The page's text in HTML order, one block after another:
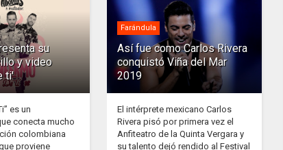
su
y video
ti'
es un
conecta mucho
colombiana
proviene
Farándula
Así fue como Carlos Rivera
conquistó Viña del Mar
2019
El intérprete mexicano Carlos
Rivera pisó por primera vez el
Anfiteatro de la Quinta Vergara y
su talento dejó rendido al Festival